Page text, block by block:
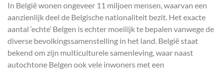
In België wonen ongeveer 11 miljoen mensen, waarvan een
aanzienlijk deel de Belgische nationaliteit bezit. Het exacte
aantal ‘echte’ Belgen is echter moeilijk te bepalen vanwege de
diverse bevolkingssamenstelling in het land. België staat
bekend om zijn multiculturele samenleving, waar naast
autochtone Belgen ook vele inwoners met een